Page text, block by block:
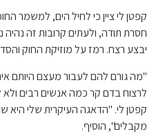
קפטן לי ציין כי לחיל הים, למשמר
חסרת תודה, ולעתים קרובות זה
יבצע רצח. רמז על מוזיקת ​​החוק
"מה גורם להם לעבור מעצם היותם
לרצוח בדם קר כמה אנשים רבים
קפטן לי. "הדאגה העיקרית שלי היא
מקבלים", הוסיף.